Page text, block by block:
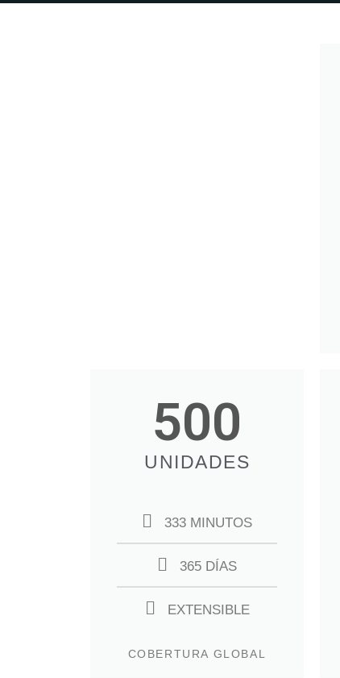
500
UNIDADES
333 MINUTOS
365 DÍAS
EXTENSIBLE
COBERTURA GLOBAL